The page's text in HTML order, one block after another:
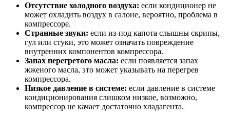
Отсутствие холодного воздуха: если кондиционер не
может охладить воздух в салоне, вероятно, проблема в
компрессоре.
Странные звуки: если из-под капота слышны скрипы,
гул или стуки, это может означать повреждение
внутренних компонентов компрессора.
Запах перегретого масла: если появляется запах
жженого масла, это может указывать на перегрев
компрессора.
Низкое давление в системе: если давление в системе
кондиционирования слишком низкое, возможно,
компрессор не качает достаточно хладагента.